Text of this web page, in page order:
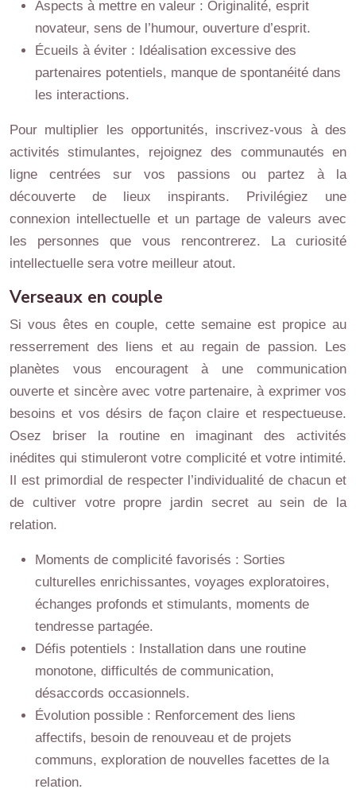
Aspects à mettre en valeur : Originalité, esprit
novateur, sens de l’humour, ouverture d’esprit.
Écueils à éviter : Idéalisation excessive des
partenaires potentiels, manque de spontanéité dans
les interactions.
Pour multiplier les opportunités, inscrivez-vous à des
activités stimulantes, rejoignez des communautés en
ligne centrées sur vos passions ou partez à la
découverte de lieux inspirants. Privilégiez une
connexion intellectuelle et un partage de valeurs avec
les personnes que vous rencontrerez. La curiosité
intellectuelle sera votre meilleur atout.
Verseaux en couple
Si vous êtes en couple, cette semaine est propice au
resserrement des liens et au regain de passion. Les
planètes vous encouragent à une communication
ouverte et sincère avec votre partenaire, à exprimer vos
besoins et vos désirs de façon claire et respectueuse.
Osez briser la routine en imaginant des activités
inédites qui stimuleront votre complicité et votre intimité.
Il est primordial de respecter l’individualité de chacun et
de cultiver votre propre jardin secret au sein de la
relation.
Moments de complicité favorisés : Sorties
culturelles enrichissantes, voyages exploratoires,
échanges profonds et stimulants, moments de
tendresse partagée.
Défis potentiels : Installation dans une routine
monotone, difficultés de communication,
désaccords occasionnels.
Évolution possible : Renforcement des liens
affectifs, besoin de renouveau et de projets
communs, exploration de nouvelles facettes de la
relation.